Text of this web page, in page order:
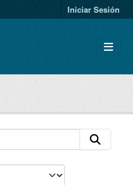
Iniciar Sesión